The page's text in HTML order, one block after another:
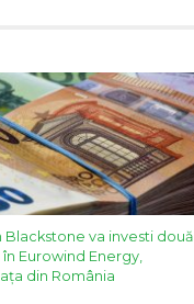
va investi două
Eurowind Energy,
din România